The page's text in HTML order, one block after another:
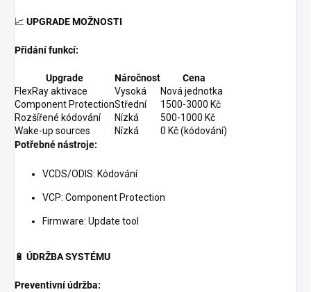
📈 UPGRADE MOŽNOSTI
Přidání funkcí:
Upgrade Náročnost
Cena
FlexRay aktivace
Vysoká
Nová jednotka
Component ProtectionStřední
1500-3000 Kč
Rozšířené kódování
Nízká
500-1000 Kč
Wake-up sources
Nízká
0 Kč (kódování)
Potřebné nástroje:
VCDS/ODIS: Kódování
VCP: Component Protection
Firmware: Update tool
🔋 ÚDRŽBA SYSTÉMU
Preventivní údržba: